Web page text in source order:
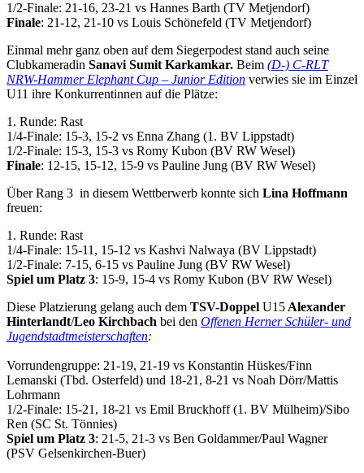
1/2-Finale: 21-16, 23-21 vs Hannes Barth (TV Metjendorf)
Finale: 21-12, 21-10 vs Louis Schönefeld (TV Metjendorf)
Einmal mehr ganz oben auf dem Siegerpodest stand auch seine
Clubkameradin Sanavi Sumit Karkamkar. Beim (D-) C-RLT
NRW-Hammer Elephant Cup – Junior Edition verwies sie im Einzel
U11 ihre Konkurrentinnen auf die Plätze:
1. Runde: Rast
1/4-Finale: 15-3, 15-2 vs Enna Zhang (1. BV Lippstadt)
1/2-Finale: 15-3, 15-3 vs Romy Kubon (BV RW Wesel)
Finale: 12-15, 15-12, 15-9 vs Pauline Jung (BV RW Wesel)
Über Rang 3 in diesem Wettberwerb konnte sich Lina Hoffmann
freuen:
1. Runde: Rast
1/4-Finale: 15-11, 15-12 vs Kashvi Nalwaya (BV Lippstadt)
1/2-Finale: 7-15, 6-15 vs Pauline Jung (BV RW Wesel)
Spiel um Platz 3: 15-9, 15-4 vs Romy Kubon (BV RW Wesel)
Diese Platzierung gelang auch dem TSV-Doppel U15 Alexander
Hinterlandt/Leo Kirchbach bei den Offenen Herner Schüler- und
Jugendstadtmeisterschaften:
Vorrundengruppe: 21-19, 21-19 vs Konstantin Hüskes/Finn
Lemanski (Tbd. Osterfeld) und 18-21, 8-21 vs Noah Dörr/Mattis
Lohrmann
1/2-Finale: 15-21, 18-21 vs Emil Bruckhoff (1. BV Mülheim)/Sibo
Ren (SC St. Tönnies)
Spiel um Platz 3: 21-5, 21-3 vs Ben Goldammer/Paul Wagner
(PSV Gelsenkirchen-Buer)